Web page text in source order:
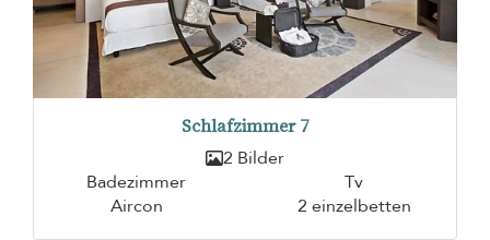
Schlafzimmer 7
2 Bilder
Badezimmer
Tv
Aircon
2 einzelbetten